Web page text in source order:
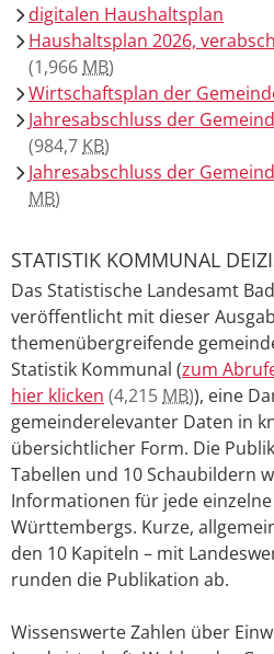
digitalen Haushaltsplan
Haushaltsplan 2026,
(1,966 MB)
Wirtschaftsplan der
Jahresabschluss der
(984,7 KB)
Jahresabschluss der
MB)
STATISTIK KOMMUNAL
Das Statistische Landesamt
veröffentlicht mit dieser
themenübergreifende
Statistik Kommunal (zum
hier klicken (4,215 MB)), eine
gemeinderelevanter Daten in
übersichtlicher Form. Die
Tabellen und 10 Schaubildern
Informationen für jede
Württembergs. Kurze,
den 10 Kapiteln – mit
runden die Publikation ab.
Wissenswerte Zahlen über